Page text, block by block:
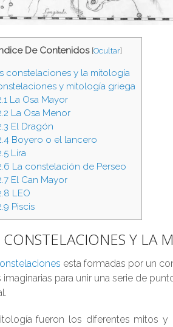
De Contenidos [Ocultar]
constelaciones y la mitología
y mitología griega
La Osa Mayor
La Osa Menor
El Dragón
Boyero o el lancero
Lira
La constelación de Perseo
El Can Mayor
LEO
Piscis
CONSTELACIONES Y LA
esta formadas por un
imaginarias para unir una serie de
fueron los diferentes mitos y